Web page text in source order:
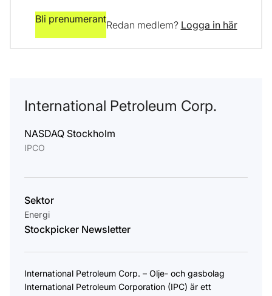
Bli prenumerantRedan medlem? Logga in här
International Petroleum Corp.
NASDAQ Stockholm
IPCO
Sektor
Energi
Stockpicker Newsletter
International Petroleum Corp. – Olje- och gasbolag
International Petroleum Corporation (IPC) är ett